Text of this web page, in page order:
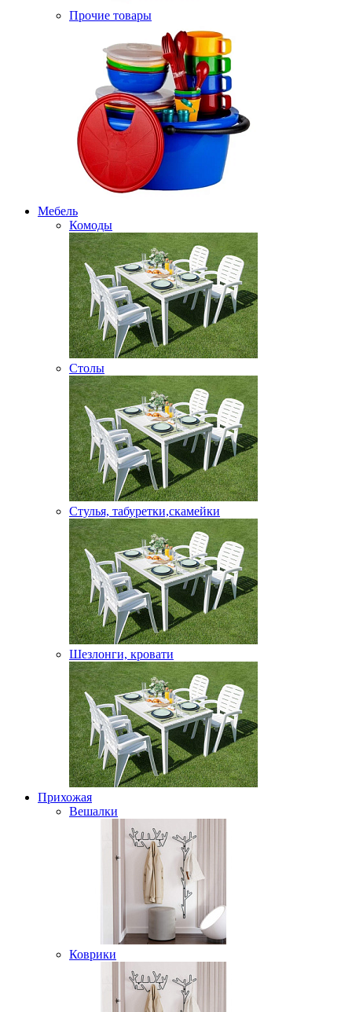
Прочие товары
Мебель
Комоды
Столы
Стулья, табуретки,скамейки
Шезлонги, кровати
Прихожая
Вешалки
Коврики